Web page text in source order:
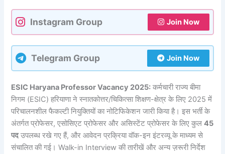
Instagram Group Join Now
Telegram Group Join Now
ESIC Haryana Professor Vacancy 2025: कर्मचारी राज्य बीमा
निगम (ESIC) हरियाणा ने स्नातकोत्तर/चिकित्सा शिक्षण-क्षेत्र के लिए 2025 में
परिचालनशील फैकल्टी नियुक्तियों का नोटिफिकेशन जारी किया है। इस भर्ती के
अंतर्गत प्रोफेसर, एसोसिएट प्रोफेसर और असिस्टेंट प्रोफेसर के लिए कुल45
पदउपलब्ध रखे गए हैं, और आवेदन प्रक्रिया वॉक-इन इंटरव्यू के माध्यम से
संचालित की गई। Walk-in Interview की तारीखें और अन्य ज़रूरी निर्देश